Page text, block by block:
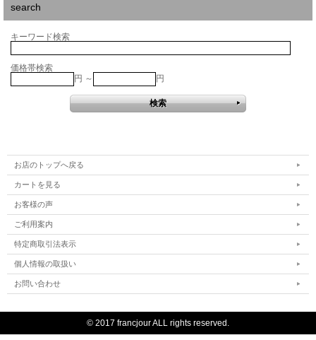
search
キーワード検索
価格帯検索
円 ～
円
お店のトップへ戻る
カートを見る
お客様の声
ご利用案内
特定商取引法表示
個人情報の取扱い
お問い合わせ
© 2017 francjour ALL rights reserved.